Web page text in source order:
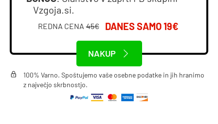
Vzgoja.si.
REDNA CENA 45€ DANES SAMO 19€
NAKUP
100% Varno. Spoštujemo vaše osebne podatke in jih hranimo
z največjo skrbnostjo.